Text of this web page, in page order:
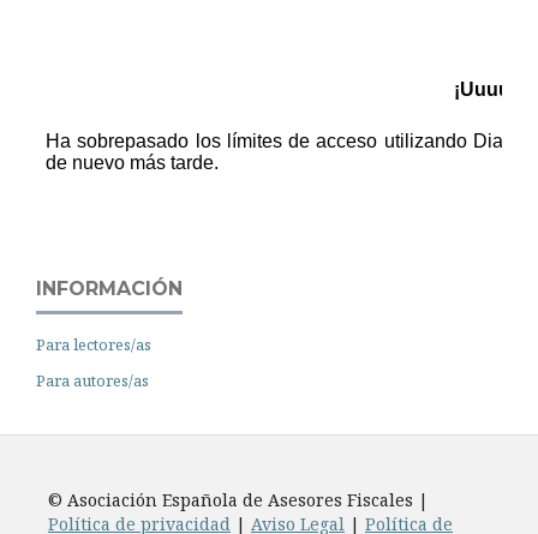
INFORMACIÓN
Para lectores/as
Para autores/as
© Asociación Española de Asesores Fiscales |
Política de privacidad| Aviso Legal| Política de